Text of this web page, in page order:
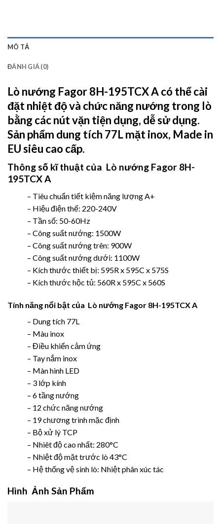
MÔ TẢ
ĐÁNH GIÁ (0)
Lò nướng Fagor8H-195TCX A có thể cài
đặt nhiệt độ và chức năng nướng trong lò
bằng các nút vặn tiện dụng, dễ sử dụng.
Sản phẩm dung tích 77L mặt inox, Made in
EU siêu cao cấp.
Thông số kĩ thuật của Lò nướng Fagor 8H-
195TCX A
– Tiêu chuẩn tiết kiệm năng lượng A+
– Hiệu điện thế: 220-240V
– Tần số: 50-60Hz
– Công suất nướng: 1500W
– Công suất nướng trên: 900W
– Công suất nướng dưới: 1100W
– Kích thước thiết bị: 595R x 595C x 575S
– Kích thước hộc tủ: 560R x 595C x 560S
Tính năng nổi bật của Lò nướng Fagor 8H-195TCX A
– Dung tích 77L
– Màu inox
– Điều khiển cảm ứng
– Tay nắm inox
– Màn hình LED
– 3 lớp kính
– 6 tầng nướng
– 12 chức năng nướng
– 19 chương trình mặc định
– Bộ xử lý TCP
– Nhiêt độ cao nhất: 280°C
– Nhiệt độ mặt trước lò 43°C
– Hệ thống vệ sinh lò: Nhiệt phân xúc tác
Hình Ảnh Sản Phẩm